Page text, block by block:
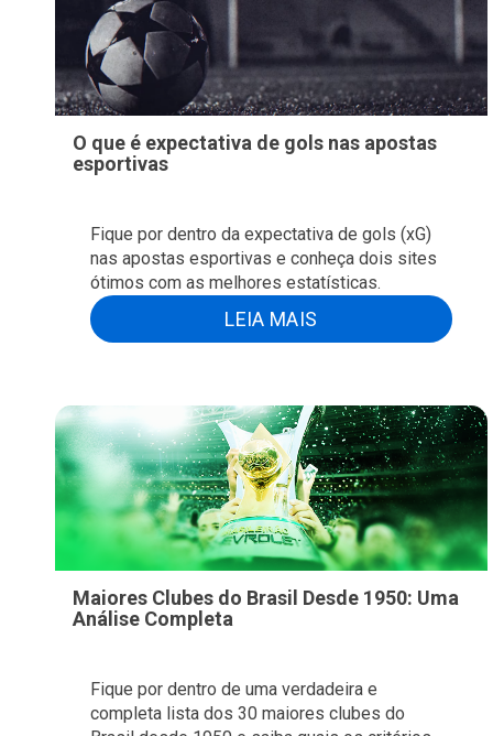
O que é expectativa de gols nas apostas
esportivas
Fique por dentro da expectativa de gols (xG)
nas apostas esportivas e conheça dois sites
ótimos com as melhores estatísticas.
LEIA MAIS
Maiores Clubes do Brasil Desde 1950: Uma
Análise Completa
Fique por dentro de uma verdadeira e
completa lista dos 30 maiores clubes do